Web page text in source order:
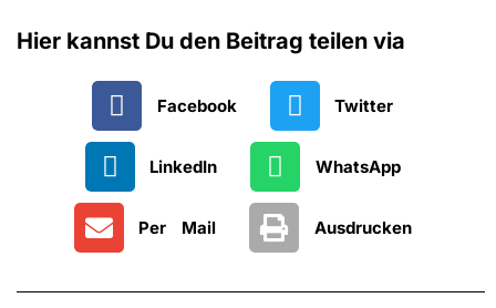
Hier kannst Du den Beitrag teilen via
Facebook Twitter
LinkedIn WhatsApp
Per Mail Ausdrucken